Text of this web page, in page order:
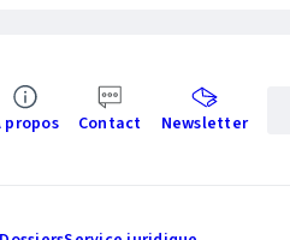
propos Contact Newsletter